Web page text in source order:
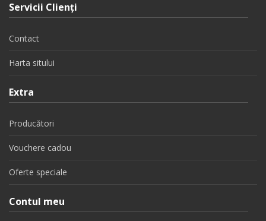
Servicii Clienţi
Contact
Harta sitului
Extra
Producători
Vouchere cadou
Oferte speciale
Contul meu